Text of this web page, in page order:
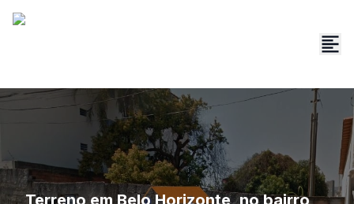
Terreno em Belo Horizonte, no bairro